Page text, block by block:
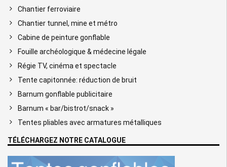
Chantier ferroviaire
Chantier tunnel, mine et métro
Cabine de peinture gonflable
Fouille archéologique & médecine légale
Régie TV, cinéma et spectacle
Tente capitonnée: réduction de bruit
Barnum gonflable publicitaire
Barnum « bar/bistrot/snack »
Tentes pliables avec armatures métalliques
TÉLÉCHARGEZ NOTRE CATALOGUE